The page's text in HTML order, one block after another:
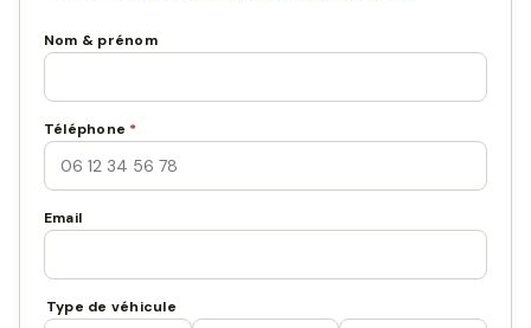
Nom & prénom
Téléphone *
Email
Type de véhicule